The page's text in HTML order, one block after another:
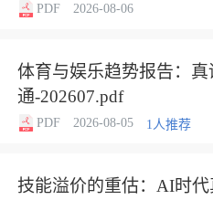
PDF 2026-08-06
体育与娱乐趋势报告：
通-202607.pdf
PDF 2026-08-05 1人推荐
技能溢价的重估：AI时